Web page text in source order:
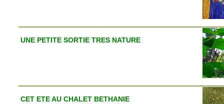
UNE PETITE SORTIE TRES NATURE
CET ETE AU CHALET BETHANIE